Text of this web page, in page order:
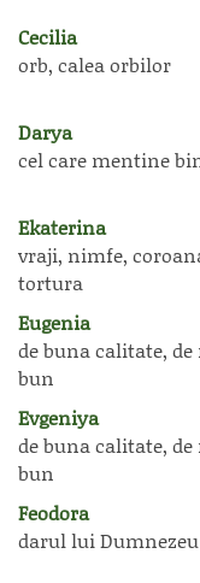
Cecilia
orb, calea orbilor
Darya
cel care mentine
Ekaterina
vraji, nimfe,
tortura
Eugenia
de buna calitate,
bun
Evgeniya
de buna calitate,
bun
Feodora
darul lui Dumnezeu